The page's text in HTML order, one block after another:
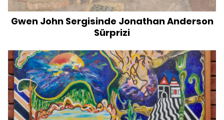
Gwen John Sergisinde Jonathan Anderson
Sürprizi